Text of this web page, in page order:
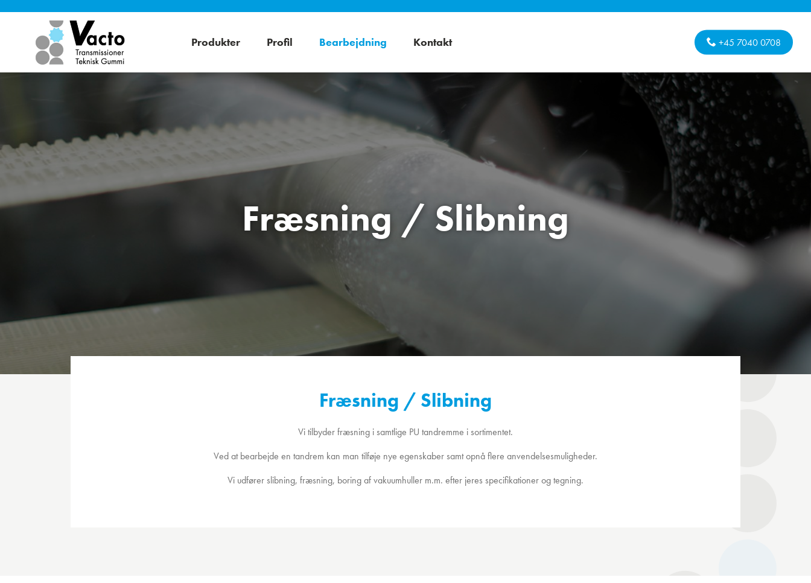
Produkter Profil Bearbejdning Kontakt +45 7040 0708
Fræsning / Slibning
Fræsning / Slibning
Vi tilbyder fræsning i samtlige PU tandremme i sortimentet.
Ved at bearbejde en tandrem kan man tilføje nye egenskaber samt opnå flere anvendelsesmuligheder.
Vi udfører slibning, fræsning, boring af vakuumhuller m.m. efter jeres specifikationer og tegning.